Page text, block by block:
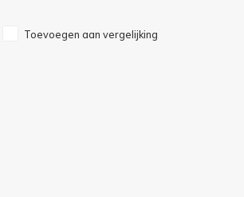
Toevoegen aan vergelijking